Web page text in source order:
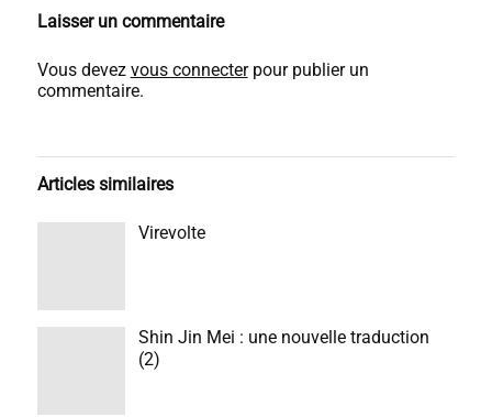
Laisser un commentaire
Vous devez vous connecterpour publier un
commentaire.
Articles similaires
Virevolte
Shin Jin Mei : une nouvelle traduction
(2)